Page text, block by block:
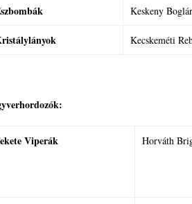
Keskeny
Kecskeméti
Viperák Horváth